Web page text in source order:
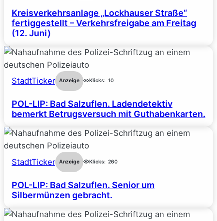
Kreisverkehrsanlage „Lockhauser Straße“
fertiggestellt – Verkehrsfreigabe am Freitag
(12. Juni)
StadtTicker Anzeige Klicks: 10
POL-LIP: Bad Salzuflen. Ladendetektiv
bemerkt Betrugsversuch mit Guthabenkarten.
StadtTicker Anzeige Klicks: 260
POL-LIP: Bad Salzuflen. Senior um
Silbermünzen gebracht.